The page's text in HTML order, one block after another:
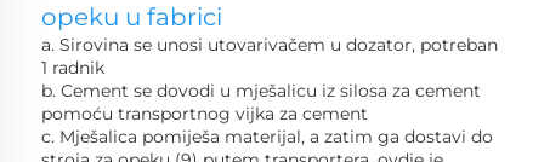
opeku u fabrici
a. Sirovina se unosi utovarivačem u dozator, potreban
1 radnik
b. Cement se dovodi u mješalicu iz silosa za cement
pomoću transportnog vijka za cement
c. Mješalica pomiješa materijal, a zatim ga dostavi do